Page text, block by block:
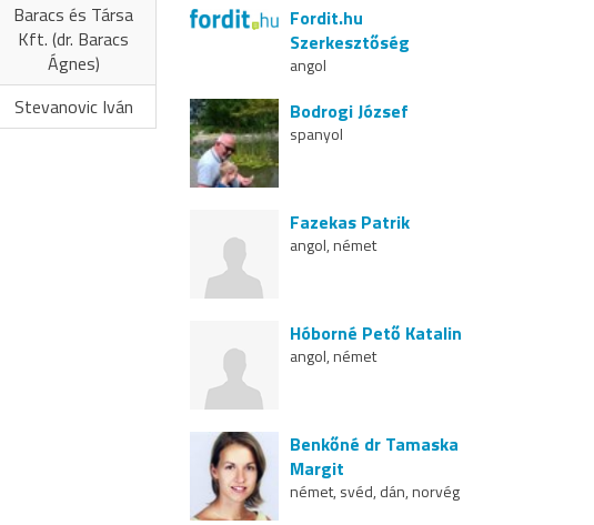
Baracs és Társa
Kft. (dr. Baracs
Ágnes)
Stevanovic Iván
Fordit.hu
Szerkesztőség
angol
Bodrogi József
spanyol
Fazekas Patrik
angol, német
Hóborné Pető Katalin
angol, német
Benkőné dr Tamaska
Margit
német, svéd, dán, norvég